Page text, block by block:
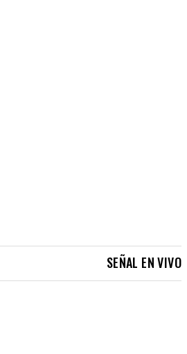
SEÑAL EN VIVO